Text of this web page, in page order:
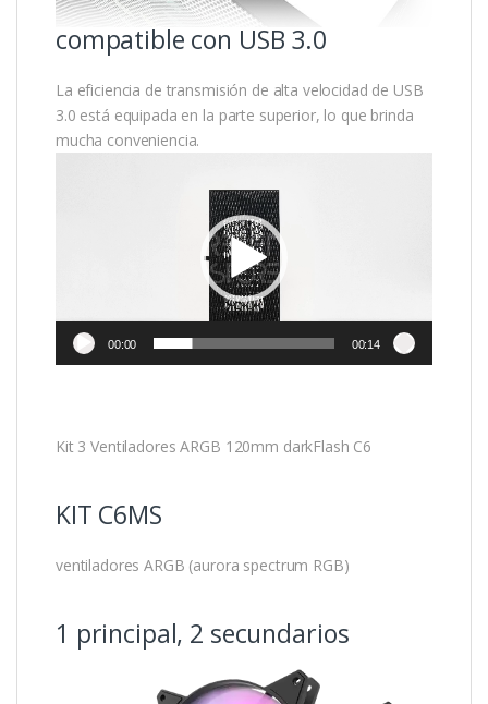
compatible con USB 3.0
La eficiencia de transmisión de alta velocidad de USB
3.0 está equipada en la parte superior, lo que brinda
mucha conveniencia.
00:00 00:14
Kit 3 Ventiladores ARGB 120mm darkFlash C6
KIT C6MS
ventiladores ARGB (aurora spectrum RGB)
1 principal, 2 secundarios